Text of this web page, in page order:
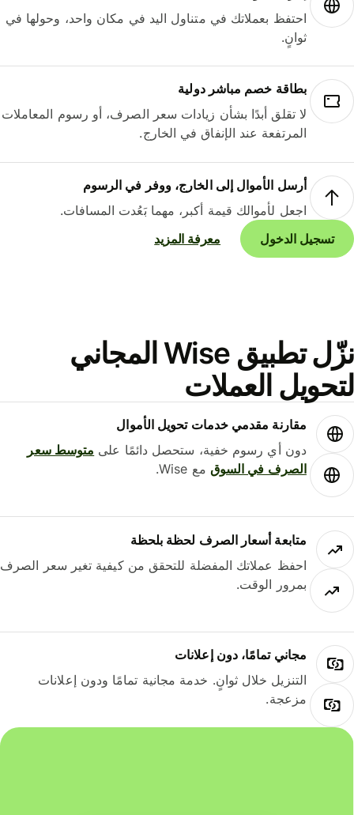
احتفظ بعملاتك في متناول اليد في مكان واحد، وحولها في
ثوانٍ.
بطاقة خصم مباشر دولية
لا تقلق أبدًا بشأن زيادات سعر الصرف، أو رسوم المعاملات
المرتفعة عند الإنفاق في الخارج.
أرسل الأموال إلى الخارج، ووفر في الرسوم
اجعل لأموالك قيمة أكبر، مهما بَعُدت المسافات.
تسجيل الدخول
معرفة المزيد
نزّل تطبيق Wise المجاني
العملات
مقارنة مقدمي خدمات تحويل الأموال
دون أي رسوم خفية، ستحصل دائمًا علىمتوسط ​​سعر
الصرف في السوقمع Wise.
متابعة أسعار الصرف لحظة بلحظة
احفظ عملاتك المفضلة للتحقق من كيفية تغير سعر الصرف
بمرور الوقت.
مجاني تمامًا، دون إعلانات
التنزيل خلال ثوانٍ. خدمة مجانية تمامًا ودون إعلانات
مزعجة.